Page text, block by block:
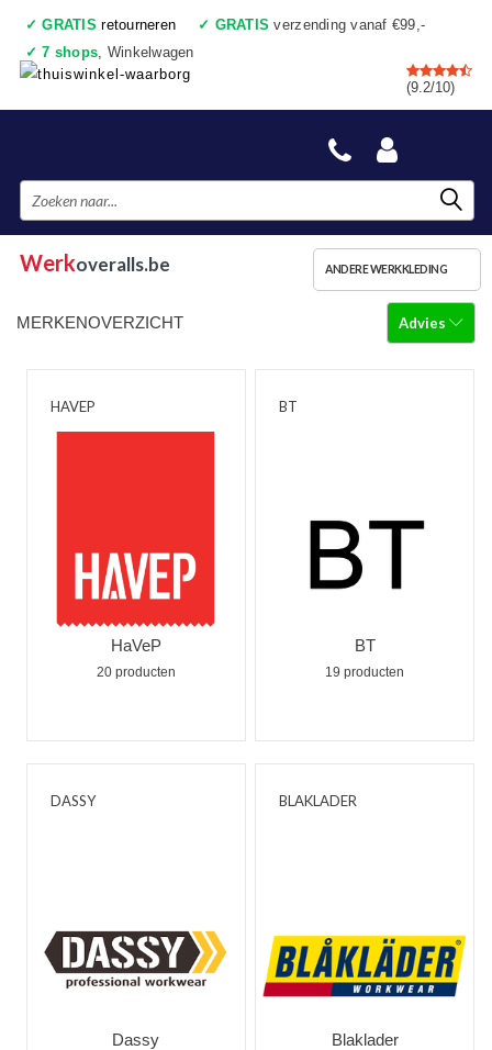
✓ GRATIS retourneren ✓ GRATIS verzending vanaf €99,-
✓ 7 shops, Winkelwagen
✓Voor 17:00 uur besteld, vandaag verzonden
✓Achteraf betalen ✓Ook een échte winkel
(9.2/10)
Werkoveralls.be ANDERE WERKKLEDING
Advies
MERKENOVERZICHT
HAVEP
HaVeP
20 producten
BT
BT
19 producten
DASSY
Dassy
BLAKLADER
Blaklader